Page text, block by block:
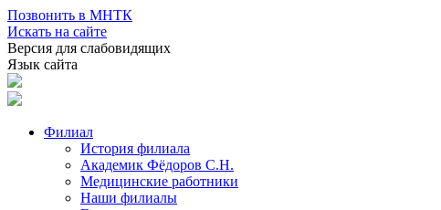
Позвонить в МНТК
Искать на сайте
Версия для слабовидящих
Язык сайта
Филиал
История филиала
Академик Фёдоров С.Н.
Медицинские работники
Наши филиалы